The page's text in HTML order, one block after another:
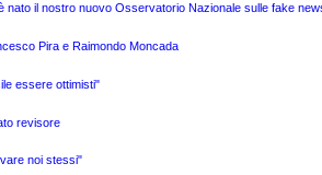
il nostro nuovo Osservatorio Nazionale sulle fake
Pira e Raimondo Moncada
essere ottimisti"
revisore
noi stessi"